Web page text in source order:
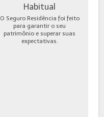
Habitual
O Seguro Residência foi feito
para garantir o seu
patrimônio e superar suas
expectativas.